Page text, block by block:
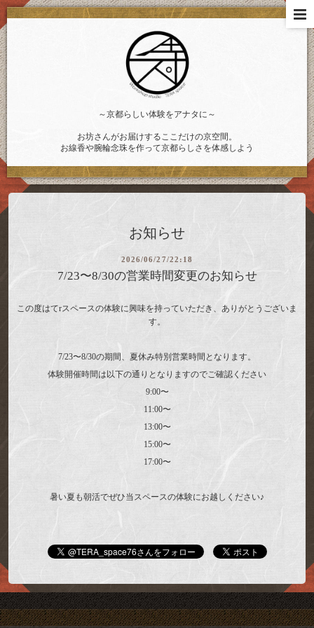
～京都らしい体験をアナタに～
お坊さんがお届けするここだけの京空間。
お線香や腕輪念珠を作って京都らしさを体感しよう
お知らせ
2026/06/27/22:18
7/23〜8/30の営業時間変更のお知らせ
この度はてrスペースの体験に興味を持っていただき、ありがとうございま
す。
7/23〜8/30の期間、夏休み特別営業時間となります。
体験開催時間は以下の通りとなりますのでご確認ください
9:00〜
11:00〜
13:00〜
15:00〜
17:00〜
暑い夏も朝活でぜひ当スペースの体験にお越しください♪